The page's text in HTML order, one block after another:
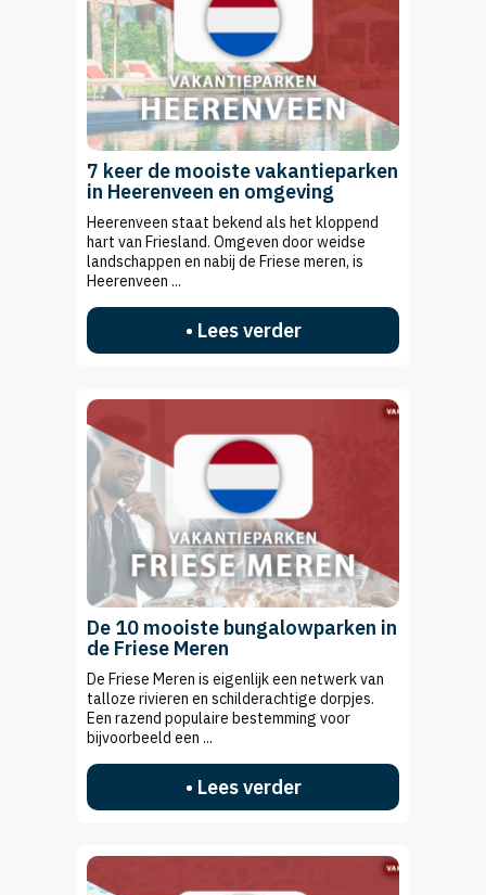
7 keer de mooiste vakantieparken
in Heerenveen en omgeving
Heerenveen staat bekend als het kloppend
hart van Friesland. Omgeven door weidse
landschappen en nabij de Friese meren, is
Heerenveen ...
• Lees verder
De 10 mooiste bungalowparken in
de Friese Meren
De Friese Meren is eigenlijk een netwerk van
talloze rivieren en schilderachtige dorpjes.
Een razend populaire bestemming voor
bijvoorbeeld een ...
• Lees verder